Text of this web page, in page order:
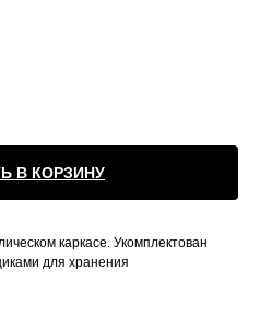
В КОРЗИНУ
каркасе. Укомплектован
для хранения